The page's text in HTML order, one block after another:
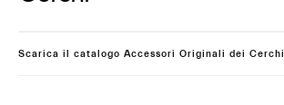
Scarica il catalogo Accessori Originali dei Cerchi